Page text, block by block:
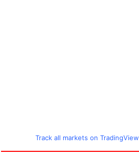
Track all markets on TradingView